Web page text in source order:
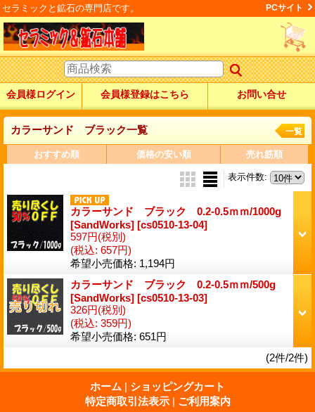
セラミックと鉱石の専門店です。 PCサイト
会員様ログイン 会員様登録はこちら お問い合せ
カラーサンド ブラック一覧 一覧
おすすめ順 価格の安い順 売れ筋順
表示件数:
カラーサンド ブラック 0.2-0.5ｍｍ/1000g
[SandWorks] [cs0510-13-04]
597円(税別)
(税込: 657円)
希望小売価格: 1,194円
カラーサンド ブラック 0.2-0.5ｍｍ/500g
[SandWorks] [cs0510-13-03]
326円(税別)
(税込: 359円)
希望小売価格: 651円
(2件/2件)
ホーム | ショッピングカート
特定商取引法表示 | ご利用案内